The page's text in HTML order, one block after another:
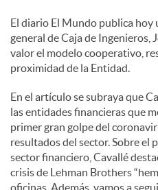
S
o
c
i
El diario El Mundo publica
general de Caja de Ingenieros,
valor el modelo cooperativo,
proximidad de la Entidad.
En el artículo se subraya que
las entidades financieras que
primer gran golpe del
resultados del sector. Sobre el
sector financiero, Cavallé
crisis de Lehman Brothers